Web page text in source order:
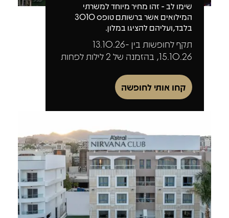
שימו לב - זהו מחיר מיוחד למשרתי
המילואים אשר ברשותם טופס 3010
בלבד,ועליהם להציגו במלון.
תקף לחופשות בין 13.10.26-
15.10.26, בהזמנה של 2 לילות לפחות
קחו אותי לחופשה